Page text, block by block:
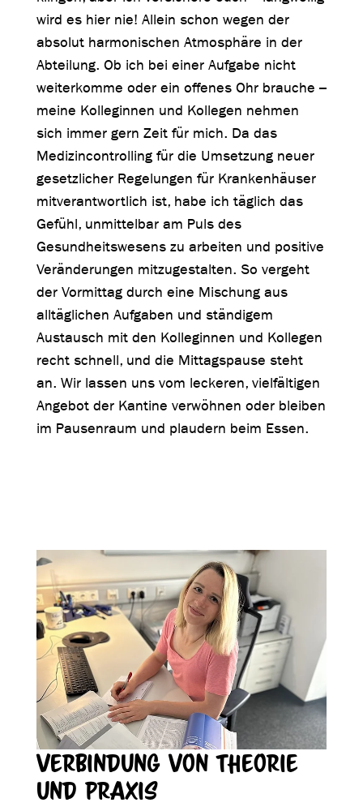
wird es hier nie! Allein schon wegen der
absolut harmonischen Atmosphäre in der
Abteilung. Ob ich bei einer Aufgabe nicht
weiterkomme oder ein offenes Ohr brauche –
meine Kolleginnen und Kollegen nehmen
sich immer gern Zeit für mich. Da das
Medizincontrolling für die Umsetzung neuer
gesetzlicher Regelungen für Krankenhäuser
mitverantwortlich ist, habe ich täglich das
Gefühl, unmittelbar am Puls des
Gesundheitswesens zu arbeiten und positive
Veränderungen mitzugestalten. So vergeht
der Vormittag durch eine Mischung aus
alltäglichen Aufgaben und ständigem
Austausch mit den Kolleginnen und Kollegen
recht schnell, und die Mittagspause steht
an. Wir lassen uns vom leckeren, vielfältigen
Angebot der Kantine verwöhnen oder bleiben
im Pausenraum und plaudern beim Essen.
Verbindung von Theorie
und Praxis